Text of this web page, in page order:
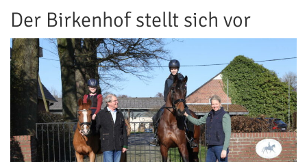
Der Birkenhof stellt sich vor